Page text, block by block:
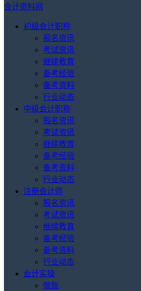
会计资料网
初级会计职称
报名资讯
考试资讯
继续教育
备考经验
备考资料
行业动态
中级会计职称
报名资讯
考试资讯
继续教育
备考经验
备考资料
行业动态
注册会计师
报名资讯
考试资讯
继续教育
备考经验
备考资料
行业动态
会计实操
做账